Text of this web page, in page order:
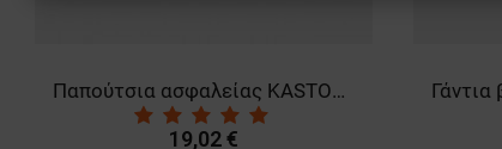
Γάντια βυθισμένα σε πολυουρεθάνη VALIENTE
1,98 €